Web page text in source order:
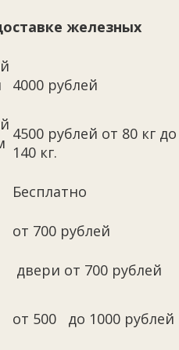
железных
4000 рублей
4500 рублей от 80 кг до
140 кг.
Бесплатно
от 700 рублей
двери от 700 рублей
от 500 до 1000 рублей